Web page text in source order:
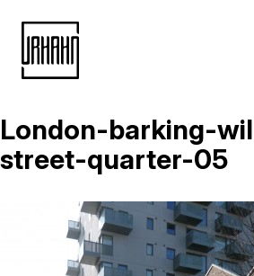
Naar
inhoud
London-barking-
street-quarter-05